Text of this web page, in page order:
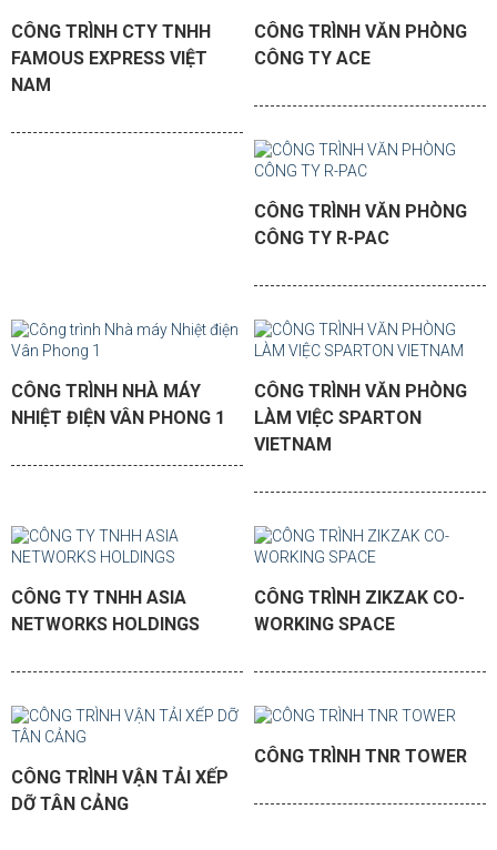
CÔNG TRÌNH CTY TNHH
FAMOUS EXPRESS VIỆT
NAM
CÔNG TRÌNH VĂN PHÒNG
CÔNG TY ACE
CÔNG TRÌNH VĂN PHÒNG
CÔNG TY R-PAC
CÔNG TRÌNH NHÀ MÁY
NHIỆT ĐIỆN VÂN PHONG 1
CÔNG TRÌNH VĂN PHÒNG
LÀM VIỆC SPARTON
VIETNAM
CÔNG TY TNHH ASIA
NETWORKS HOLDINGS
CÔNG TRÌNH ZIKZAK CO-
WORKING SPACE
CÔNG TRÌNH VẬN TẢI XẾP
DỠ TÂN CẢNG
CÔNG TRÌNH TNR TOWER